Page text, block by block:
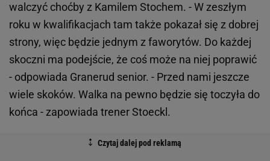
walczyć choćby z Kamilem Stochem. - W zeszłym
roku w kwalifikacjach tam także pokazał się z dobrej
strony, więc będzie jednym z faworytów. Do każdej
skoczni ma podejście, że coś może na niej poprawić
- odpowiada Granerud senior. - Przed nami jeszcze
wiele skoków. Walka na pewno będzie się toczyła do
końca - zapowiada trener Stoeckl.